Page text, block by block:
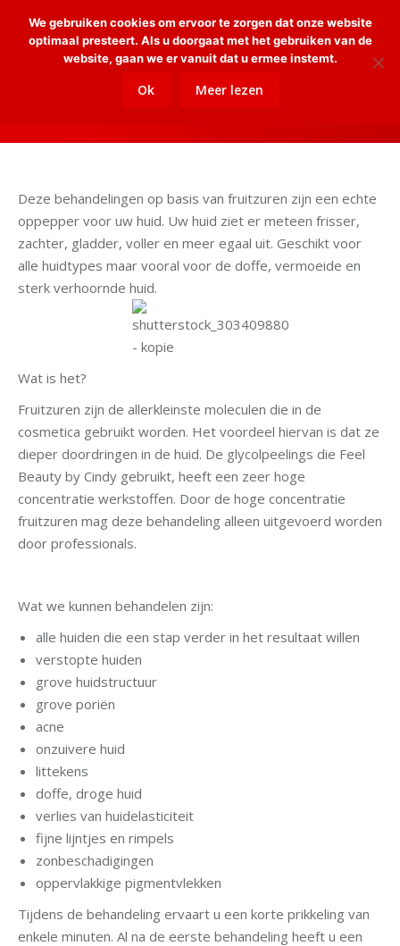
Je bent hier:
Home
Deze behandelingen op basis van fruitzuren zijn een echte
oppepper voor uw huid. Uw huid ziet er meteen frisser,
zachter, gladder, voller en meer egaal uit. Geschikt voor
alle huidtypes maar vooral voor de doffe, vermoeide en
sterk verhoornde huid.
Wat is het?
Fruitzuren zijn de allerkleinste moleculen die in de
cosmetica gebruikt worden. Het voordeel hiervan is dat ze
dieper doordringen in de huid. De glycolpeelings die Feel
Beauty by Cindy gebruikt, heeft een zeer hoge
concentratie werkstoffen. Door de hoge concentratie
fruitzuren mag deze behandeling alleen uitgevoerd worden
door professionals.
Wat we kunnen behandelen zijn:
alle huiden die een stap verder in het resultaat willen
verstopte huiden
grove huidstructuur
grove poriën
acne
onzuivere huid
littekens
doffe, droge huid
verlies van huidelasticiteit
fijne lijntjes en rimpels
zonbeschadigingen
oppervlakkige pigmentvlekken
Tijdens de behandeling ervaart u een korte prikkeling van
enkele minuten. Al na de eerste behandeling heeft u een
We gebruiken cookies om ervoor te zorgen dat onze website
optimaal presteert. Als u doorgaat met het gebruiken van de
website, gaan we er vanuit dat u ermee instemt.
Ok Meer lezen